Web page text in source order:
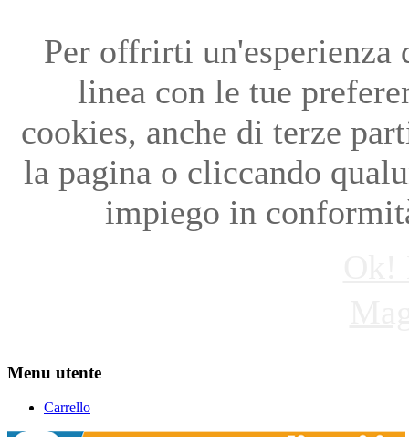
Per offrirti un'esperienza
linea con le tue
cookies, anche di terze
la pagina o cliccando
impiego in
Menu utente
Carrello